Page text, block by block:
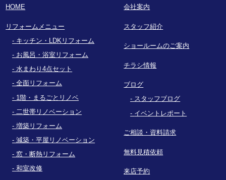
HOME
リフォームメニュー
キッチン・LDKリフォーム
お風呂・浴室リフォーム
水まわり4点セット
全面リフォーム
1階・まるごとリノベ
二世帯リノベーション
増築リフォーム
減築・平屋リノベーション
窓・断熱リフォーム
和室改修
会社案内
スタッフ紹介
ショールームのご案内
チラシ情報
ブログ
スタッフブログ
イベントレポート
ご相談・資料請求
無料見積依頼
来店予約